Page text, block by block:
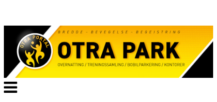
Veksle
navigasjon